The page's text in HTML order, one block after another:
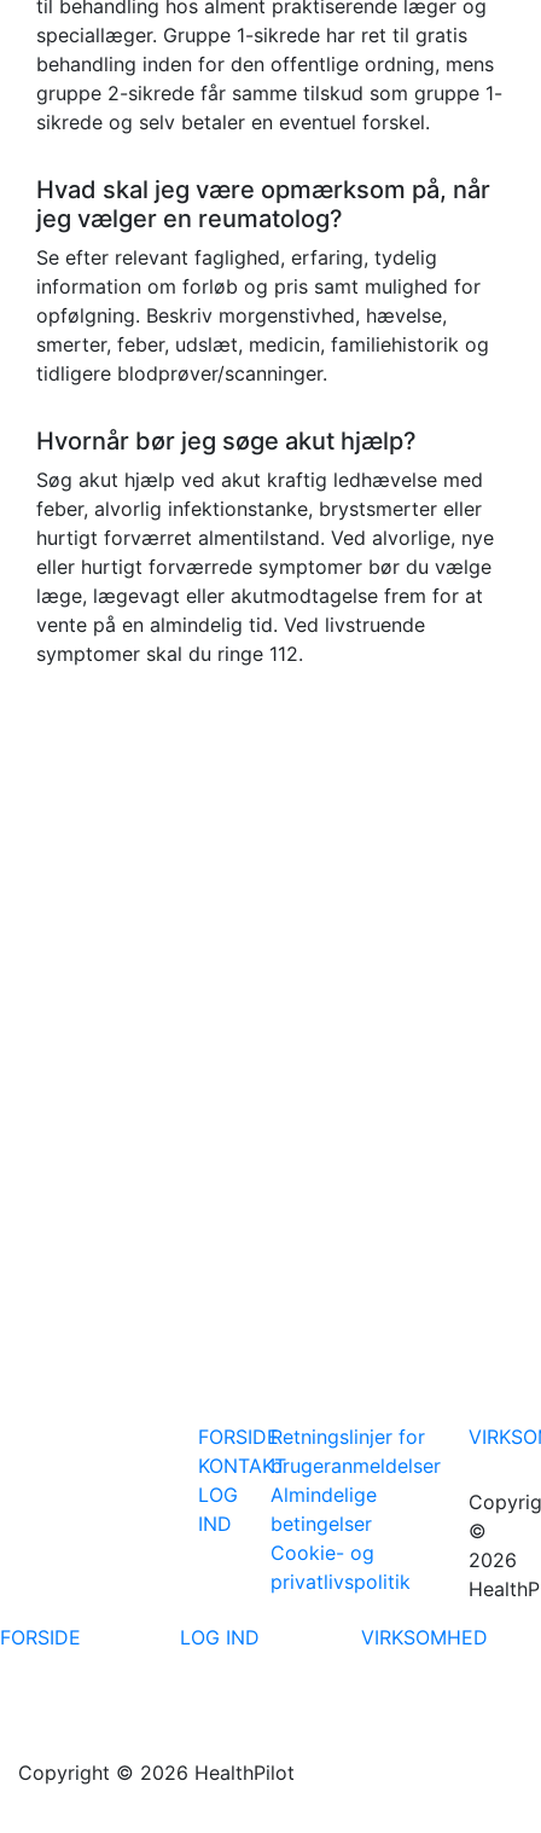
til behandling hos alment praktiserende læger og
speciallæger. Gruppe 1-sikrede har ret til gratis
behandling inden for den offentlige ordning, mens
gruppe 2-sikrede får samme tilskud som gruppe 1-
sikrede og selv betaler en eventuel forskel.
Hvad skal jeg være opmærksom på, når
jeg vælger en reumatolog?
Se efter relevant faglighed, erfaring, tydelig
information om forløb og pris samt mulighed for
opfølgning. Beskriv morgenstivhed, hævelse,
smerter, feber, udslæt, medicin, familiehistorik og
tidligere blodprøver/scanninger.
Hvornår bør jeg søge akut hjælp?
Søg akut hjælp ved akut kraftig ledhævelse med
feber, alvorlig infektionstanke, brystsmerter eller
hurtigt forværret almentilstand. Ved alvorlige, nye
eller hurtigt forværrede symptomer bør du vælge
læge, lægevagt eller akutmodtagelse frem for at
vente på en almindelig tid. Ved livstruende
symptomer skal du ringe 112.
FORSIDE
KONTAKT
LOG
IND
Retningslinjer for
brugeranmeldelser
Almindelige
betingelser
Cookie- og
privatlivspolitik
©
2026
FORSIDE
LOG IND VIRKSOMHED
Copyright © 2026 HealthPilot